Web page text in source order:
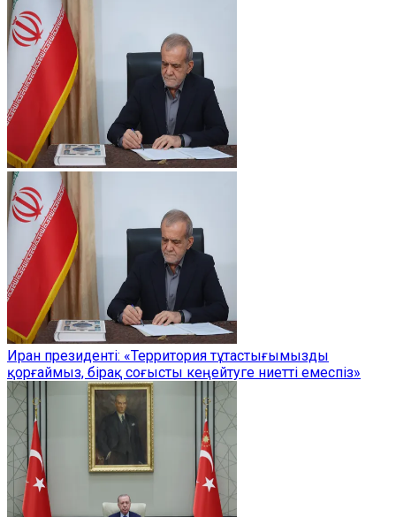
Иран президенті: «Территория тұтастығымызды
қорғаймыз, бірақ соғысты кеңейтуге ниетті емеспіз»